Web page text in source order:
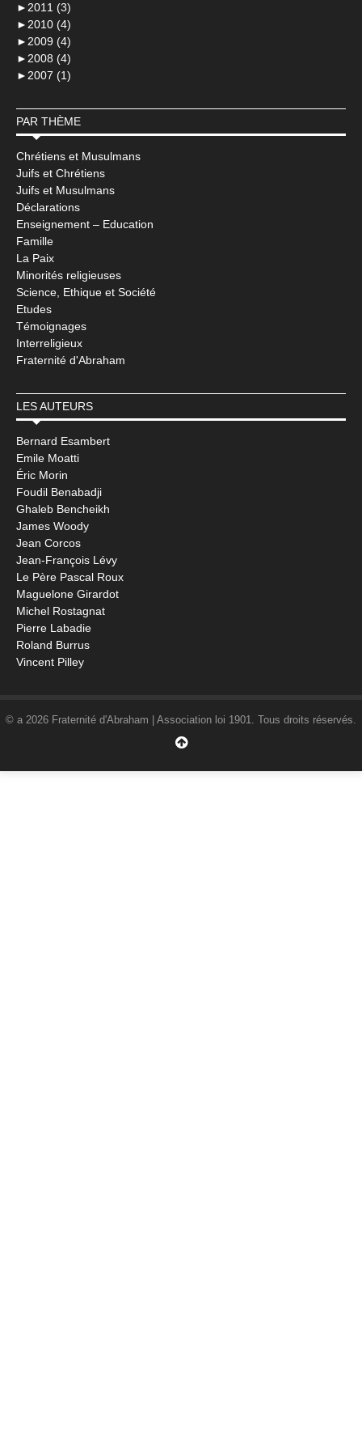
► 2011 (3)
► 2010 (4)
► 2009 (4)
► 2008 (4)
► 2007 (1)
PAR THÈME
Chrétiens et Musulmans
Juifs et Chrétiens
Juifs et Musulmans
Déclarations
Enseignement – Education
Famille
La Paix
Minorités religieuses
Science, Ethique et Société
Etudes
Témoignages
Interreligieux
Fraternité d'Abraham
LES AUTEURS
Bernard Esambert
Emile Moatti
Éric Morin
Foudil Benabadji
Ghaleb Bencheikh
James Woody
Jean Corcos
Jean-François Lévy
Le Père Pascal Roux
Maguelone Girardot
Michel Rostagnat
Pierre Labadie
Roland Burrus
Vincent Pilley
© a 2026 Fraternité d'Abraham | Association loi 1901. Tous droits réservés.